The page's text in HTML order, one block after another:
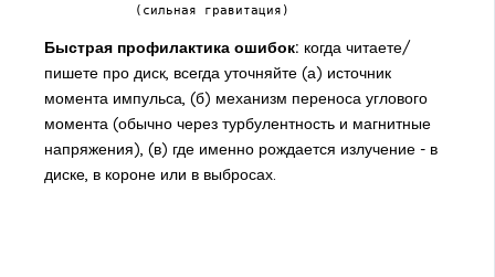
      (сильная гравитация)
Быстрая профилактика ошибок: когда читаете/
пишете про диск, всегда уточняйте (а) источник
момента импульса, (б) механизм переноса углового
момента (обычно через турбулентность и магнитные
напряжения), (в) где именно рождается излучение - в
диске, в короне или в выбросах.